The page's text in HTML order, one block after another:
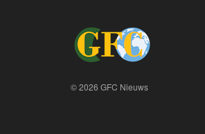
© 2026 GFC Nieuws